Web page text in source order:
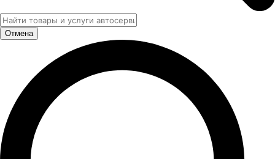
Отмена